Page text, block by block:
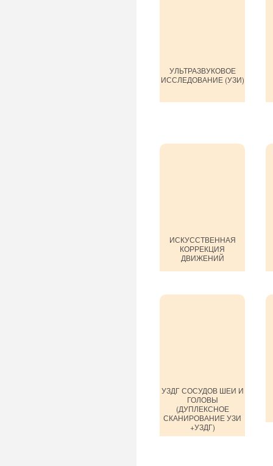
УЛЬТРАЗВУКОВОЕ
ИССЛЕДОВАНИЕ (УЗИ)
ИСКУССТВЕННАЯ
КОРРЕКЦИЯ
ДВИЖЕНИЙ
УЗДГ СОСУДОВ ШЕИ И
ГОЛОВЫ
(ДУПЛЕКСНОЕ
СКАНИРОВАНИЕ УЗИ
+УЗДГ)